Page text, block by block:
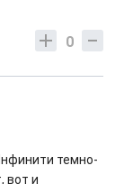
0
темно-
вот и